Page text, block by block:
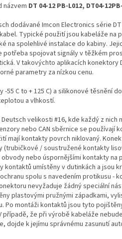
názvem DT 04-12 PB-L012, DT04-
dodávané Imcon Electronics série
Typické použití jsou kabeláže na
na spolehlivé instalace do kabiny.
potřeba spojovat signály v těžkém
V takovýchto aplikacích konektory
parametry za nízkou cenu.
C to + 125 C) a silikonové těsnění
a vlhkostí.
velikosti #16, kde každý z nich
nebo CAN sběrnice se používají
mají kontakty povrch niklovaný.
(trubičkové / soustružené kontakty
nebo úspornějšími kontakty na
kontaktů umístěny v dutinkách a jsou
spolu s navedením protikusu -
nevyžaduje žádný speciální
plastovými pružnými západkami,
Po montáži kontaktů jsou tyto
případě, že při výrobě kabeláže
dojde k jejímu správnému zasunutí